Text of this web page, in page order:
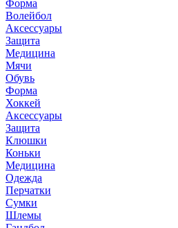
Форма
Волейбол
Аксессуары
Защита
Медицина
Мячи
Обувь
Форма
Хоккей
Аксессуары
Защита
Клюшки
Коньки
Медицина
Одежда
Перчатки
Сумки
Шлемы